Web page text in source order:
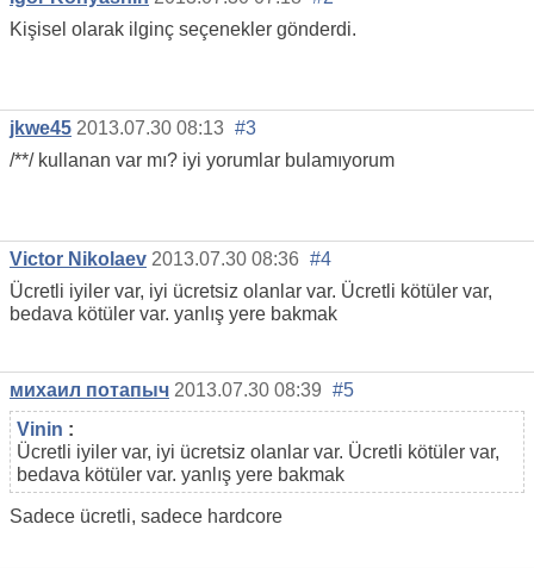
Kişisel olarak ilginç seçenekler gönderdi.
jkwe45 2013.07.30 08:13 #3
/**/ kullanan var mı? iyi yorumlar bulamıyorum
Victor Nikolaev 2013.07.30 08:36 #4
Ücretli iyiler var, iyi ücretsiz olanlar var. Ücretli kötüler var,
bedava kötüler var. yanlış yere bakmak
михаил потапыч 2013.07.30 08:39 #5
Vinin :
Ücretli iyiler var, iyi ücretsiz olanlar var. Ücretli kötüler var,
bedava kötüler var. yanlış yere bakmak
Sadece ücretli, sadece hardcore